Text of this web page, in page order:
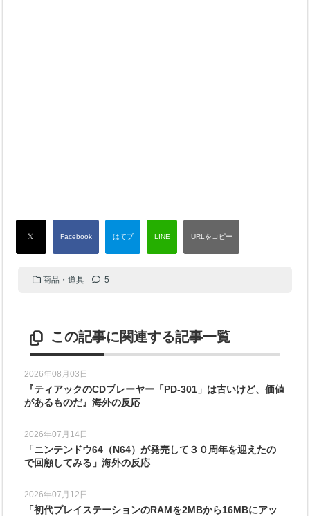
商品・道具 5
この記事に関連する記事一覧
2026年08月03日
『ティアックのCDプレーヤー「PD-301」は古いけど、価値
があるものだ』海外の反応
2026年07月14日
「ニンテンドウ64（N64）が発売して３０周年を迎えたの
で回顧してみる」海外の反応
2026年07月12日
「初代プレイステーションのRAMを2MBから16MBにアッ